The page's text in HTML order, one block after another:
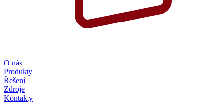
O nás
Produkty
Řešení
Zdroje
Kontakty